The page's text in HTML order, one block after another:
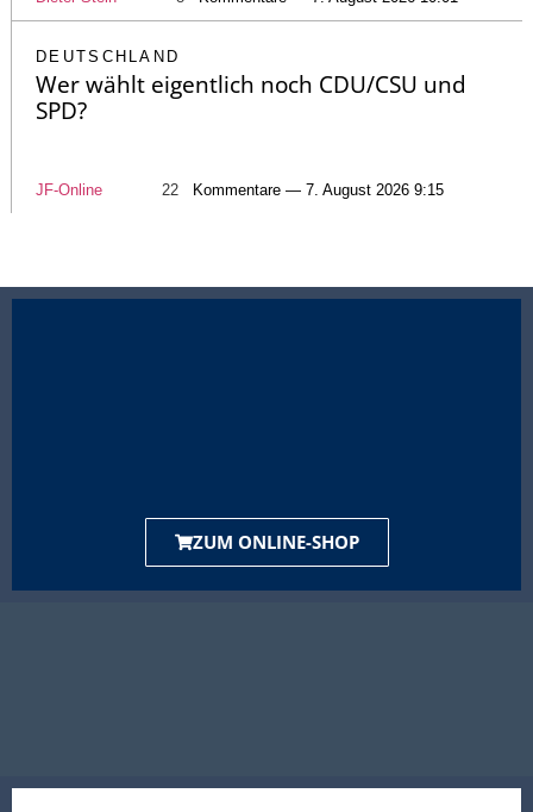
DEUTSCHLAND
Wer wählt eigentlich noch CDU/CSU und
SPD?
JF-Online 22 Kommentare — 7. August 2026 9:15
ZUM ONLINE-SHOP